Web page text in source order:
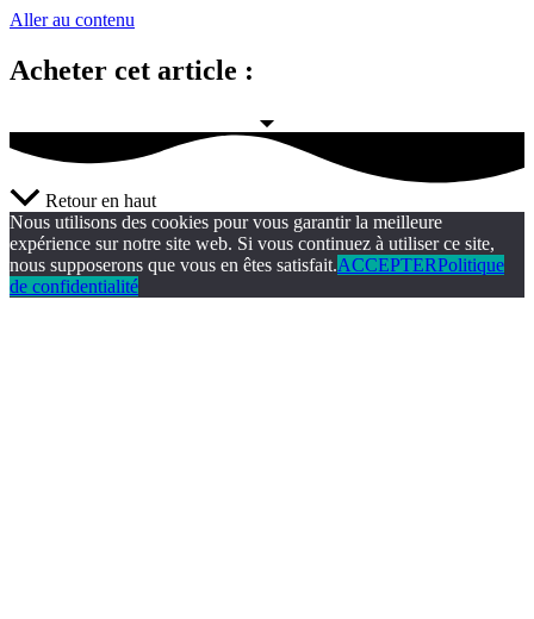
Aller au contenu
Acheter cet article :
Retour en haut
Nous utilisons des cookies pour vous garantir la meilleure
expérience sur notre site web. Si vous continuez à utiliser ce site,
nous supposerons que vous en êtes satisfait.ACCEPTERPolitique
de confidentialité